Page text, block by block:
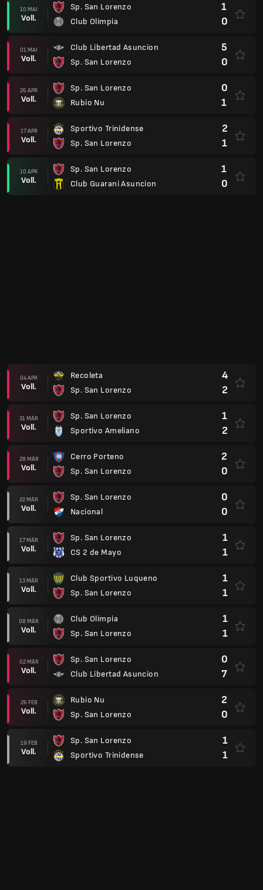
10 MAI
Voll.
Sp. San Lorenzo
Club Olimpia
1
0
01 MAI
Voll.
Club Libertad Asuncion
Sp. San Lorenzo
5
0
26 APR
Voll.
Sp. San Lorenzo
Rubio Nu
0
1
17 APR
Voll.
Sportivo Trinidense
Sp. San Lorenzo
2
1
10 APR
Voll.
Sp. San Lorenzo
Club Guarani Asuncion
1
0
04 APR
Voll.
Recoleta
Sp. San Lorenzo
4
2
31 MÄR
Voll.
Sp. San Lorenzo
Sportivo Ameliano
1
2
28 MÄR
Voll.
Cerro Porteno
Sp. San Lorenzo
2
0
22 MÄR
Voll.
Sp. San Lorenzo
Nacional
0
0
17 MÄR
Voll.
Sp. San Lorenzo
CS 2 de Mayo
1
1
13 MÄR
Voll.
Club Sportivo Luqueno
Sp. San Lorenzo
1
1
08 MÄR
Voll.
Club Olimpia
Sp. San Lorenzo
1
1
02 MÄR
Voll.
Sp. San Lorenzo
Club Libertad Asuncion
0
7
26 FEB
Voll.
Rubio Nu
Sp. San Lorenzo
2
0
19 FEB
Voll.
Sp. San Lorenzo
Sportivo Trinidense
1
1